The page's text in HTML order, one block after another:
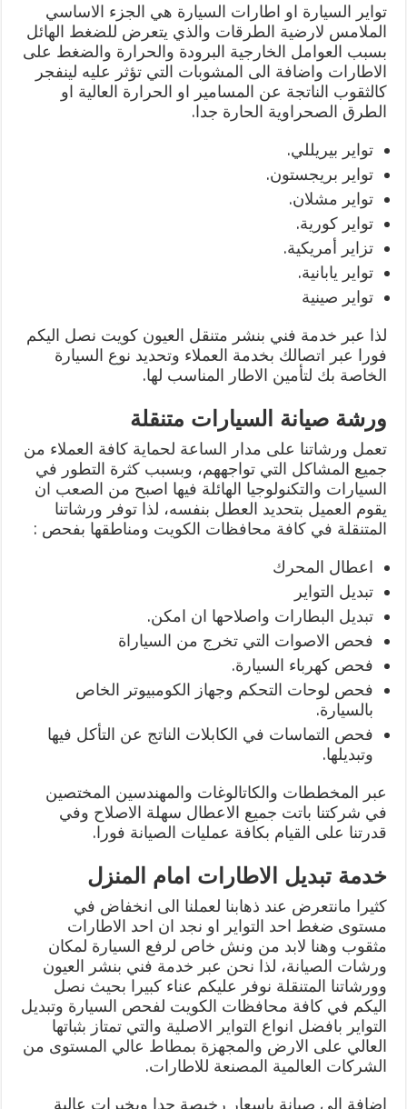
تواير السيارة او اطارات السيارة هي الجزء الاساسي
الملامس لارضية الطرقات والذي يتعرض للضغط الهائل
بسبب العوامل الخارجية البرودة والحرارة والضغط على
الاطارات واضافة الى المشوبات التي تؤثر عليه لينفجر
كالثقوب الناتجة عن المسامير او الحرارة العالية او
الطرق الصحراوية الحارة جدا.
تواير بيريللي.
تواير بريجستون.
تواير مشلان.
تواير كورية.
تزاير أمريكية.
تواير يابانية.
تواير صينية
لذا عبر خدمة فني بنشر متنقل العيون كويت نصل اليكم
فورا عبر اتصالك بخدمة العملاء وتحديد نوع السيارة
الخاصة بك لتأمين الاطار المناسب لها.
ورشة صيانة السيارات متنقلة
تعمل ورشاتنا على مدار الساعة لحماية كافة العملاء من
جميع المشاكل التي تواجههم، وبسبب كثرة التطور في
السيارات والتكنولوجيا الهائلة فيها اصبح من الصعب ان
يقوم العميل بتحديد العطل بنفسه، لذا توفر ورشاتنا
المتنقلة في كافة محافظات الكويت ومناطقها بفحص :
اعطال المحرك
تبديل التواير
تبديل البطارات واصلاحها ان امكن.
فحص الاصوات التي تخرج من السياراة
فحص كهرباء السيارة.
فحص لوحات التحكم وجهاز الكومبيوتر الخاص
بالسيارة.
فحص التماسات في الكابلات الناتج عن التأكل فيها
وتبديلها.
عبر المخططات والكاتالوغات والمهندسين المختصين
في شركتنا باتت جميع الاعطال سهلة الاصلاح وفي
قدرتنا على القيام بكافة عمليات الصيانة فورا.
خدمة تبديل الاطارات امام المنزل
كثيرا مانتعرض عند ذهابنا لعملنا الى انخفاض في
مستوى ضغط احد التواير او نجد ان احد الاطارات
مثقوب وهنا لابد من ونش خاص لرفع السيارة لمكان
ورشات الصيانة، لذا نحن عبر خدمة فني بنشر العيون
وورشاتنا المتنقلة نوفر عليكم عناء كبيرا بحيث نصل
اليكم في كافة محافظات الكويت لفحص السيارة وتبديل
التواير بافضل انواع التواير الاصلية والتي تمتاز بثباتها
العالي على الارض والمجهزة بمطاط عالي المستوى من
الشركات العالمية المصنعة للاطارات.
اضافة الى صيانة باسعار رخيصة جدا وبخبرات عالية